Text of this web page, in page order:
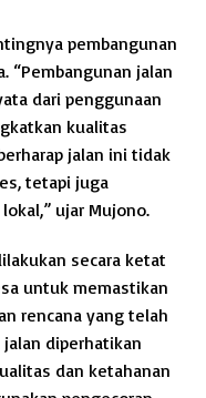
pembangunan
“Pembangunan jalan
dari penggunaan
kualitas
jalan ini tidak
tetapi juga
ujar Mujono.
secara ketat
untuk memastikan
rencana yang telah
diperhatikan
dan ketahanan